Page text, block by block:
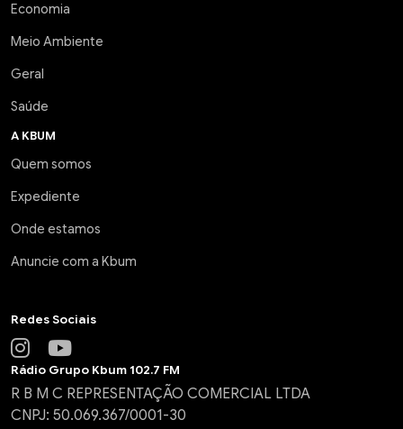
Economia
Meio Ambiente
Geral
Saúde
A KBUM
Quem somos
Expediente
Onde estamos
Anuncie com a Kbum
Redes Sociais
Rádio Grupo Kbum 102.7 FM
R B M C REPRESENTAÇÃO COMERCIAL LTDA
CNPJ: 50.069.367/0001-30